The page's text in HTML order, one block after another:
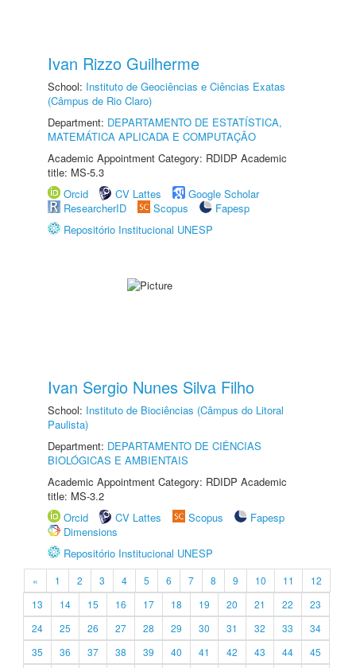
Ivan Rizzo Guilherme
School: Instituto de Geociências e Ciências Exatas
(Câmpus de Rio Claro)
Department: DEPARTAMENTO DE ESTATÍSTICA,
MATEMÁTICA APLICADA E COMPUTAÇÃO
Academic Appointment Category: RDIDP Academic
title: MS-5.3
Orcid
CV Lattes
Google Scholar
ResearcherID
Scopus
Fapesp
Repositório Institucional UNESP
Ivan Sergio Nunes Silva Filho
School: Instituto de Biociências (Câmpus do Litoral
Paulista)
Department: DEPARTAMENTO DE CIÊNCIAS
BIOLÓGICAS E AMBIENTAIS
Academic Appointment Category: RDIDP Academic
title: MS-3.2
Orcid
CV Lattes Scopus
Fapesp
Dimensions
Repositório Institucional UNESP
« 1 2 3 4 5 6 7 8 9 10 11
12
13
14 15 16 17 18 19 20 21 22
23
24
25 26 27 28 29 30 31 32 33
34
35
36 37 38 39 40 41 42 43 44
45